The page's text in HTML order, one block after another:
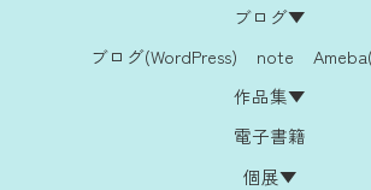
ブログ▼
ブログ(WordPress)
note
作品集▼
電子書籍
個展▼